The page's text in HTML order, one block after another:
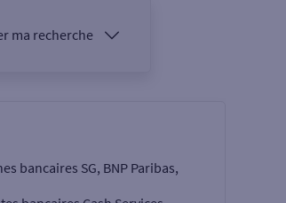
ma recherche
bancaires SG, BNP Paribas,